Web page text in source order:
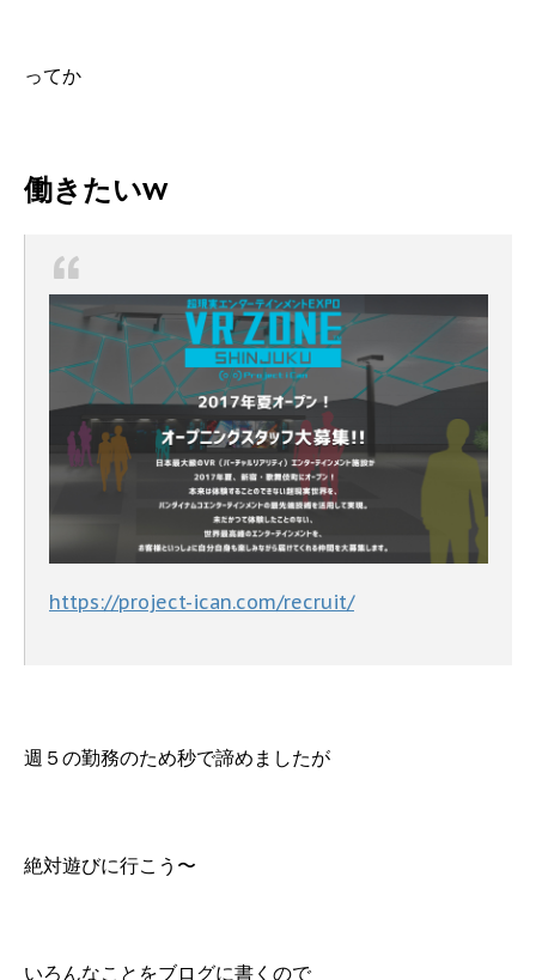
ってか
働きたいw
https://project-ican.com/recruit/
週５の勤務のため秒で諦めましたが
絶対遊びに行こう〜
いろんなことをブログに書くので